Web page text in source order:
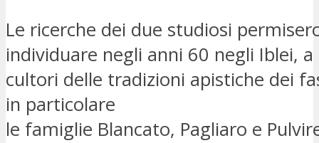
Le ricerche dei due studiosi
individuare negli anni 60 negli Iblei,
cultori delle tradizioni apistiche dei
in particolare
le famiglie Blancato, Pagliaro e